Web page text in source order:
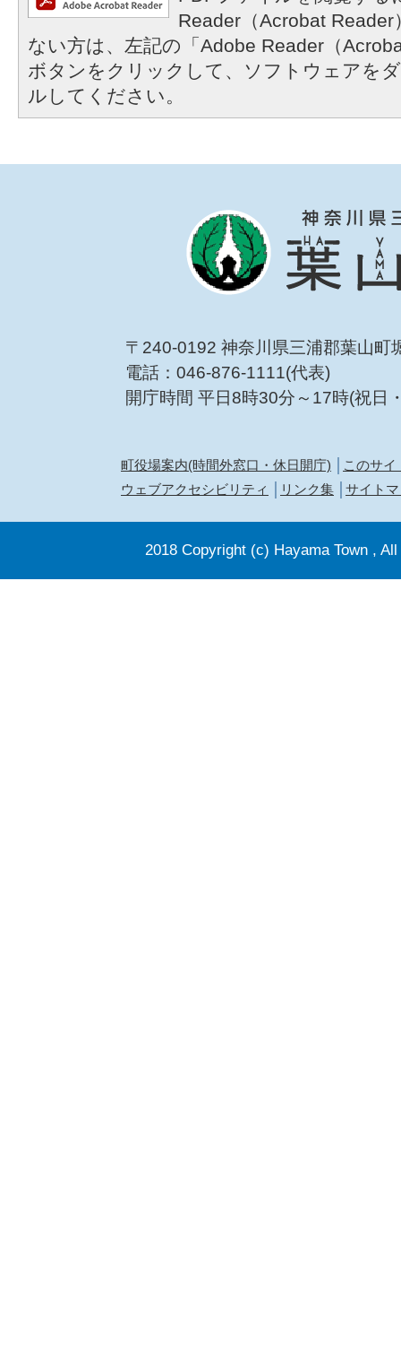
Reader（Acrobat
ない方は、左記の「Adobe Reader（
ボタンをクリックして、ソフトウェアを
ルしてください。
〒240-0192 神奈川県三浦郡葉山町
電話：046-876-1111(代表)
開庁時間 平日8時30分～17時(祝日
町役場案内(時間外窓口・休日開庁)
このサイ
ウェブアクセシビリティ
リンク集 サイト
2018 Copyright (c) Hayama Town ,